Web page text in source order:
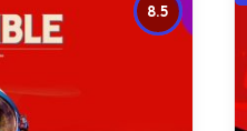
8.5